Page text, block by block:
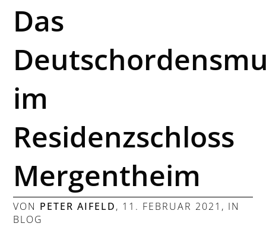
Das
im
Residenzschloss
Mergentheim
VON PETER AIFELD, 11. FEBRUAR 2021 , IN
BLOG